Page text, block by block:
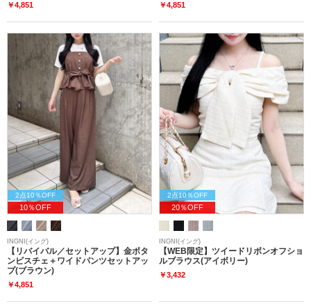
￥4,851 ￥4,851
2点10％OFF
10％OFF
INGNI(イング)
【リバイバル／セットアップ】金ボタ
ンビスチェ＋ワイドパンツセットアッ
プ(ブラウン)
￥4,851
2点10％OFF
20％OFF
INGNI(イング)
【WEB限定】ツイードリボンオフショ
ルブラウス(アイボリー)
￥3,432